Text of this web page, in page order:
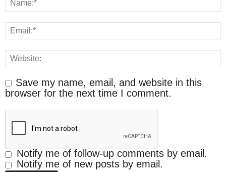
Save my name, email, and website in this
browser for the next time I comment.
Notify me of follow-up comments by email.
Notify me of new posts by email.